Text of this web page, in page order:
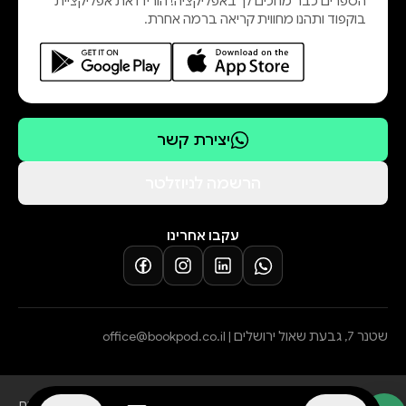
עבאדי מדורגת שוב ושוב כאחת ממאה
זהו הספר הרביעי בסדרת "זמן
לרעיונות". הספר הראשון בסדרה פרויד
מתעמת עם הספינקס ומשמעות החיים
אירופה.
בוקפוד ותהנו מחווית קריאה ברמה אחרת.
יצירת קשר
עקבו אחרינו
שטנר 7, גבעת שאול ירושלים | office@bookpod.co.il